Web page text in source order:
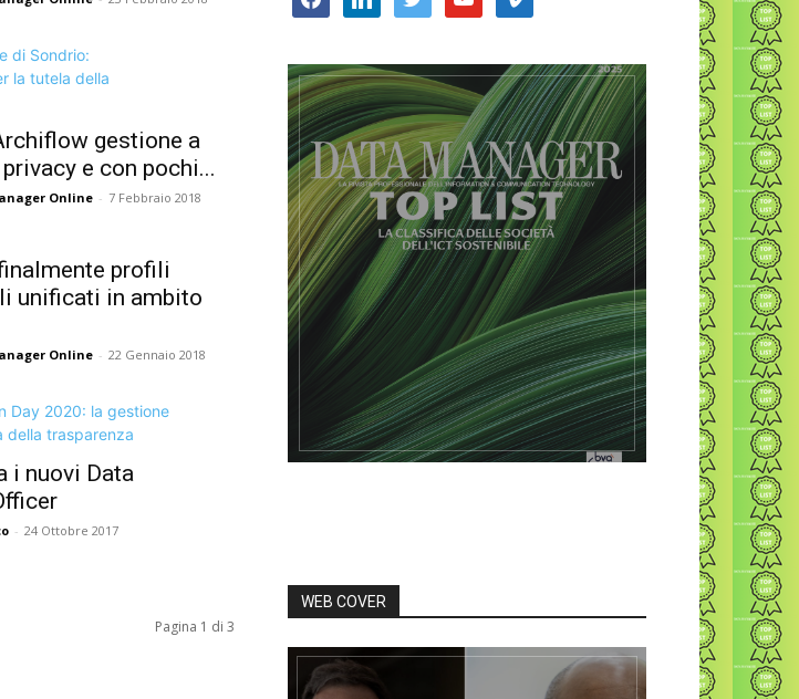
gestione a
e con pochi...
Online - 7 Febbraio 2018
profili
unificati in ambito
Online - 22 Gennaio 2018
i nuovi Data
- 24 Ottobre 2017
Pagina 1 di 3
WEB COVER